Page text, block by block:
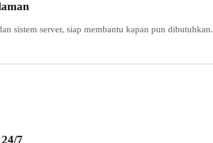
sistem server, siap membantu kapan pun dibutuhkan.
7